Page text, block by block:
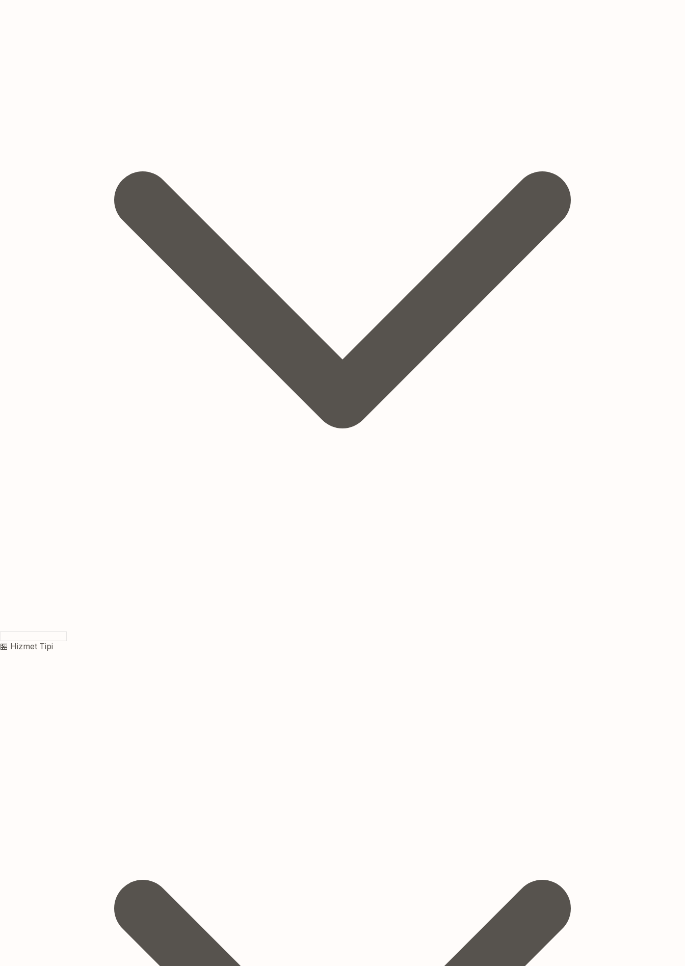
🏪 Hizmet Tipi